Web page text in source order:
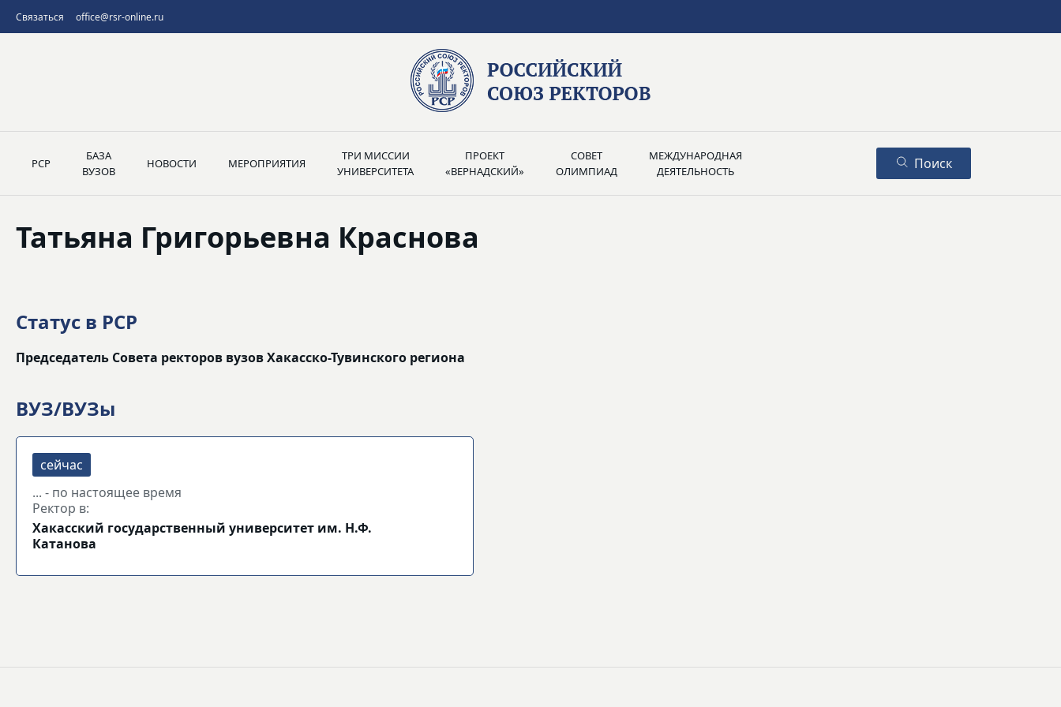
Связаться office@rsr-online.ru
РСР
БАЗА
ВУЗОВ
НОВОСТИ МЕРОПРИЯТИЯ
ТРИ МИССИИ
УНИВЕРСИТЕТА
ПРОЕКТ
«ВЕРНАДСКИЙ»
СОВЕТ
ОЛИМПИАД
МЕЖДУНАРОДНАЯ
ДЕЯТЕЛЬНОСТЬ
Поиск
Татьяна Григорьевна Краснова
Статус в РСР
Председатель Совета ректоров вузов Хакасско-Тувинского региона
ВУЗ/ВУЗы
... - по настоящее время
Ректор в:
Хакасский государственный университет им. Н.Ф.
Катанова